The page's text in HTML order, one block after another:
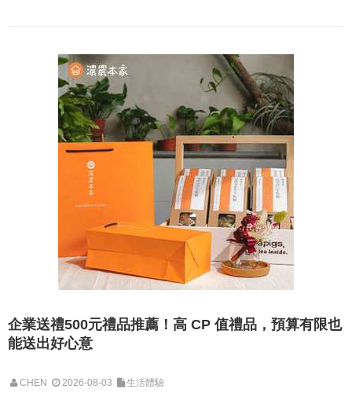
企業送禮500元禮品推薦！高 CP 值禮品，預算有限也
能送出好心意
CHEN 2026-08-03 生活體驗